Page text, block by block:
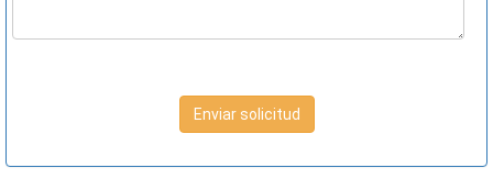
Enviar solicitud